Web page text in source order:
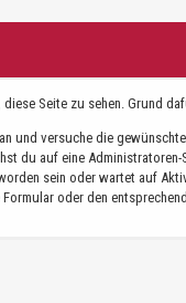
Seite zu sehen. Grund
und versuche die
du auf eine
sein oder wartet auf
oder den